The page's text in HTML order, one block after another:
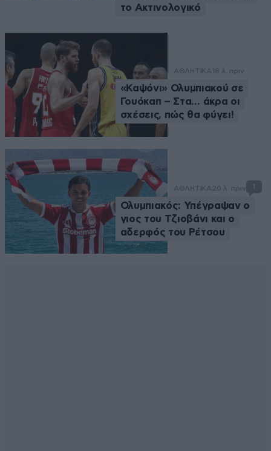
το Ακτινολογικό
ΑΘΛΗΤΙΚΑ 18 λ. πριν
«Καψόνι» Ολυμπιακού σε
Γουόκαπ – Στα… άκρα οι
σχέσεις, πώς θα φύγει!
ΑΘΛΗΤΙΚΑ20 λ. πριν 1
Ολυμπιακός: Υπέγραψαν ο
γιος του Τζιοβάνι και ο
αδερφός του Ρέτσου